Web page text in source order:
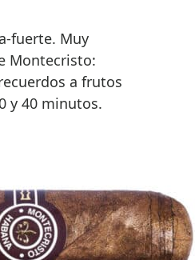
fuerte. Muy
Montecristo:
a frutos
y 40 minutos.